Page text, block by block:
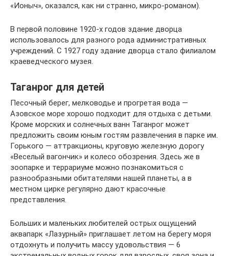
«Ионыч», оказался, как ни странно, микро-романом).
В первой половине 1920-х годов здание дворца
использовалось для разного рода административных
учреждений. С 1927 году здание дворца стало филиалом
краеведческого музея.
Таганрог для детей
Песочный берег, мелководье и прогретая вода —
Азовское море хорошо подходит для отдыха с детьми.
Кроме морских и солнечных ванн Таганрог может
предложить своим юным гостям развлечения в парке им.
Горького — аттракционы, круговую железную дорогу
«Веселый вагончик» и колесо обозрения. Здесь же в
зоопарке и террариуме можно познакомиться с
разнообразными обитателями нашей планеты, а в
местном цирке регулярно дают красочные
представления.
Больших и маленьких любителей острых ощущений
аквапарк «Лазурный» приглашает летом на берегу моря
отдохнуть и получить массу удовольствия — 6